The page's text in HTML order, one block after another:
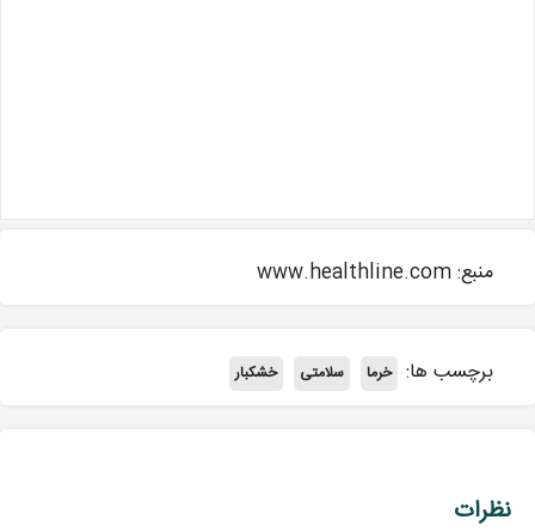
منبع: www.healthline.com
برچسب ها: خرما سلامتی خشکبار
نظرات